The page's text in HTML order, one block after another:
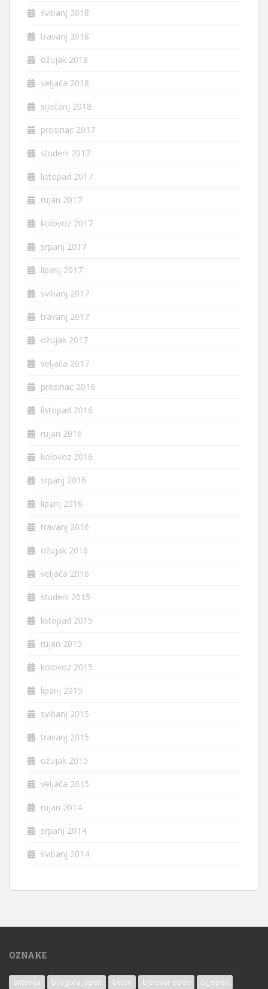
svibanj 2018
travanj 2018
ožujak 2018
veljača 2018
siječanj 2018
prosinac 2017
studeni 2017
listopad 2017
rujan 2017
kolovoz 2017
srpanj 2017
lipanj 2017
svibanj 2017
travanj 2017
ožujak 2017
veljača 2017
prosinac 2016
listopad 2016
rujan 2016
kolovoz 2016
srpanj 2016
lipanj 2016
travanj 2016
ožujak 2016
veljača 2016
studeni 2015
listopad 2015
rujan 2015
kolovoz 2015
lipanj 2015
svibanj 2015
travanj 2015
ožujak 2015
veljača 2015
rujan 2014
srpanj 2014
svibanj 2014
OZNAKE
antonija bilogora_open bilten bjelovar open bj_open